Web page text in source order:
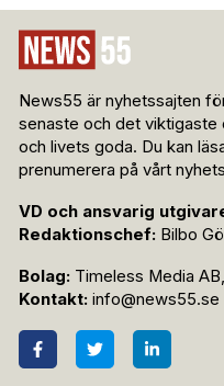
News55 är nyhetssajten
senaste och det viktigaste
och livets goda. Du kan
prenumerera på vårt
VD och ansvarig
Redaktionschef: Bilbo
Bolag: Timeless Media
Kontakt: info@news55.se